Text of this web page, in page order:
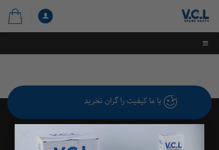
×
با ما کیفیت را گران نخرید
فروشگاه بزرگ قطعات خودرو وی سی ال